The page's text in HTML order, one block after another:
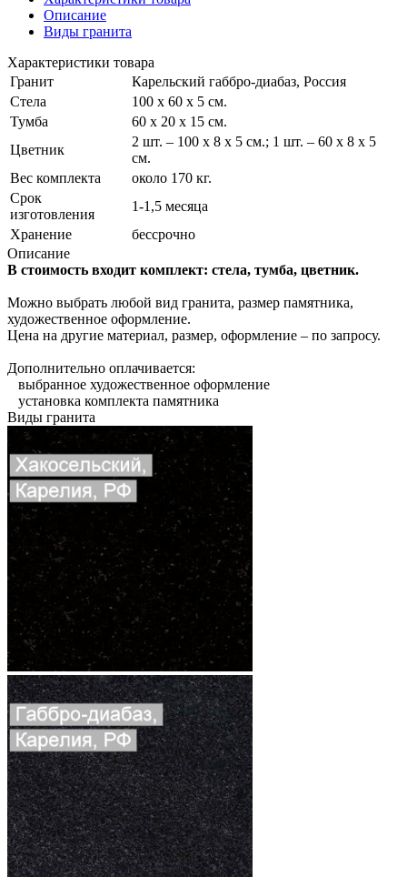
Описание
Виды гранита
Характеристики товара
Гранит
Карельский габбро-диабаз, Россия
Стела
100 х 60 х 5 см.
Тумба
60 х 20 х 15 см.
Цветник
2 шт. – 100 х 8 х 5 см.; 1 шт. – 60 х 8 х 5
см.
Вес комплекта
около 170 кг.
Срок
изготовления
1-1,5 месяца
Хранение
бессрочно
Описание
В стоимость входит комплект: стела, тумба, цветник.
Можно выбрать любой вид гранита, размер памятника,
художественное оформление.
Цена на другие материал, размер, оформление – по запросу.
Дополнительно оплачивается:
выбранное художественное оформление
установка комплекта памятника
Виды гранита